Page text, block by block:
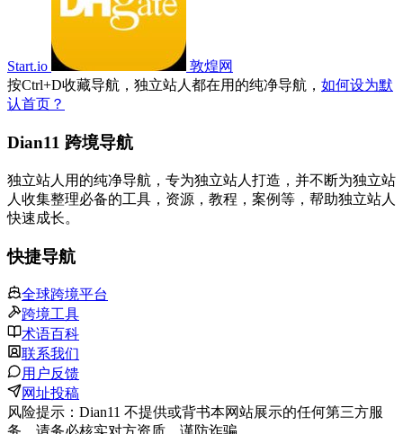
Start.io
敦煌网
按Ctrl+D收藏导航，独立站人都在用的纯净导航， 如何设为默
认首页？
Dian11 跨境导航
独立站人用的纯净导航，专为独立站人打造，并不断为独立站
人收集整理必备的工具，资源，教程，案例等，帮助独立站人
快速成长。
快捷导航
全球跨境平台
跨境工具
术语百科
联系我们
用户反馈
网址投稿
风险提示：Dian11 不提供或背书本网站展示的任何第三方服